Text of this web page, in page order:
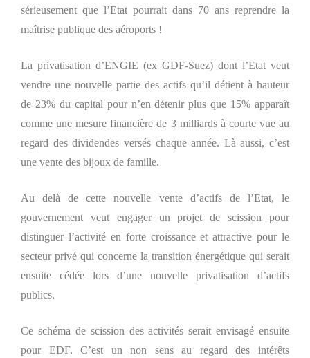
sérieusement que l’Etat pourrait dans 70 ans reprendre la
maîtrise publique des aéroports !
La privatisation d’ENGIE (ex GDF-Suez) dont l’Etat veut
vendre une nouvelle partie des actifs qu’il détient à hauteur
de 23% du capital pour n’en détenir plus que 15% apparaît
comme une mesure financière de 3 milliards à courte vue au
regard des dividendes versés chaque année. Là aussi, c’est
une vente des bijoux de famille.
Au delà de cette nouvelle vente d’actifs de l’Etat, le
gouvernement veut engager un projet de scission pour
distinguer l’activité en forte croissance et attractive pour le
secteur privé qui concerne la transition énergétique qui serait
ensuite cédée lors d’une nouvelle privatisation d’actifs
publics.
Ce schéma de scission des activités serait envisagé ensuite
pour EDF. C’est un non sens au regard des intérêts